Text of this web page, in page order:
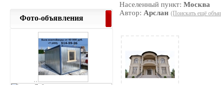
Населенный пункт:Москва
Автор: Арслан (Поискать ещё
Фото-объявления